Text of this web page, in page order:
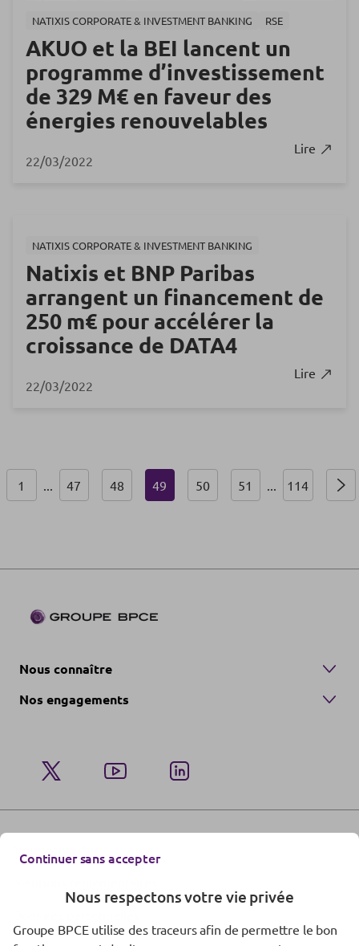
NATIXIS CORPORATE & INVESTMENT BANKING RSE
AKUO et la BEI lancent un
programme d’investissement
de 329 M€ en faveur des
énergies renouvelables
22/03/2022
Lire
NATIXIS CORPORATE & INVESTMENT BANKING
Natixis et BNP Paribas
arrangent un financement de
250 m€ pour accélérer la
croissance de DATA4
22/03/2022
Lire
1 47 48 49 50 51 114
Nous connaître
Nos engagements
Continuer sans accepter
Nous respectons votre vie privée
Groupe BPCE utilise des traceurs afin de permettre le bon